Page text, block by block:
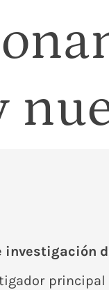
investigación